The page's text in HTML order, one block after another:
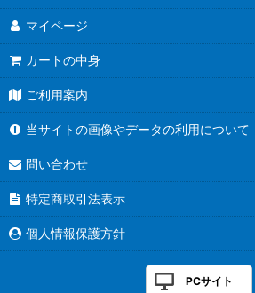
マイページ
カートの中身
ご利用案内
当サイトの画像やデータの利用について
問い合わせ
特定商取引法表示
個人情報保護方針
PCサイト